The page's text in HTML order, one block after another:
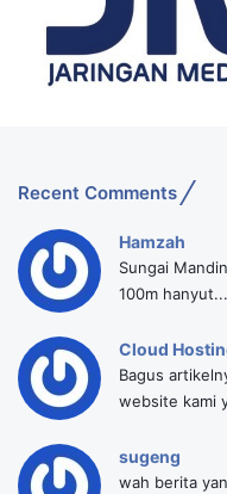
Recent Comments
Hamzah
Sungai
100m hanyut...
Cloud
Bagus
website kami
sugeng
wah berita